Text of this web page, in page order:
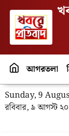
আগরতলা
Sunday, 9
রবিবার, ৯ আগস্ট